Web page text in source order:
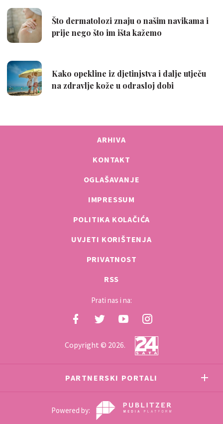
ARHIVA
KONTAKT
OGLAŠAVANJE
IMPRESSUM
POLITIKA KOLAČIĆA
UVJETI KORIŠTENJA
PRIVATNOST
RSS
Prati nas i na:
Copyright © 2026.
PARTNERSKI PORTALI
Powered by: